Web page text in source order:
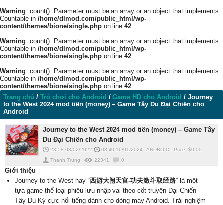
Warning: count(): Parameter must be an array or an object that implements
Countable in /home/dlmod.com/public_html/wp-
content/themes/bione/single.php on line 42
Warning: count(): Parameter must be an array or an object that implements
Countable in /home/dlmod.com/public_html/wp-
content/themes/bione/single.php on line 42
Warning: count(): Parameter must be an array or an object that implements
Countable in /home/dlmod.com/public_html/wp-
content/themes/bione/single.php on line 42
Trang chủ / Trò chơi cho Android / Game HD cho Android / Journey
to the West 2024 mod tiền (money) – Game Tây Du Đại Chiến cho
Android
Journey to the West 2024 mod tiền (money) – Game Tây
Du Đại Chiến cho Android
23:58 08/02/2022 03:40 16/01/2024 ANDROID - Price: $0.00
Thanh Trung
22341 0
Giới thiệu
Journey to the West hay “西游大闹天宫-功夫激斗取经路” là một
tựa game thể loại phiêu lưu nhập vai theo cốt truyện Đại Chiến
Tây Du Ký cực nổi tiếng dành cho dòng máy Android. Trải nghiệm